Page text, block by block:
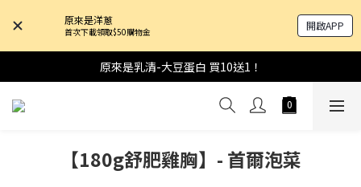
原來是洋蔥
首次下載領取$50購物金 開啟APP
原來是乳清-大豆蛋白 買10送1！
【180g舒肥雞胸】- 首爾泡菜